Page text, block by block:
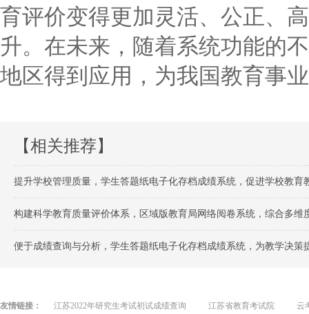
育评价变得更加灵活、公正、
升。在未来，随着系统功能的
地区得到应用，为我国教育事
【相关推荐】
提升学校管理质量，学生答题纸电子化存档成绩系统，促进学校教育
构建科学教育质量评价体系，区域版教育局网络阅卷系统，综合多维度数据
便于成绩查询与分析，学生答题纸电子化存档成绩系统，为教学决策
友情链接： 江苏2022年研究生考试初试成绩查询 江苏省教育考试院 云